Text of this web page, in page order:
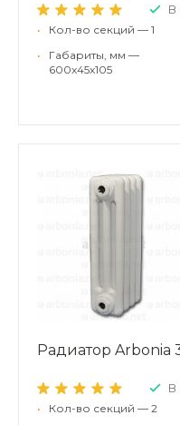
В
•
Кол-во секций — 1
•
Габариты, мм —
600x45x105
Радиатор Arbonia
В
•
Кол-во секций — 2